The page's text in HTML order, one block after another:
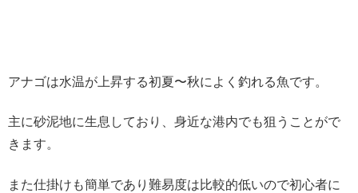
アナゴは水温が上昇する初夏〜秋によく釣れる魚です。
主に砂泥地に生息しており、身近な港内でも狙うことがで
きます。
また仕掛けも簡単であり難易度は比較的低いので初心者に